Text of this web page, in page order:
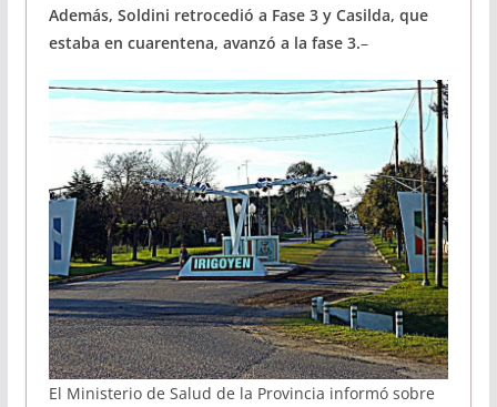
Además, Soldini retrocedió a Fase 3 y Casilda, que
estaba en cuarentena, avanzó a la fase 3.–
El Ministerio de Salud de la Provincia informó sobre